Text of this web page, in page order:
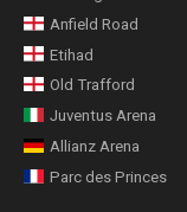
Anfield Road
Etihad
Old Trafford
Juventus Arena
Allianz Arena
Parc des Princes